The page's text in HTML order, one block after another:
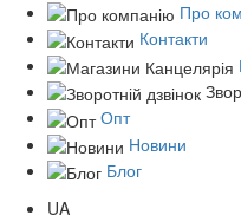
Про
Контакти
Опт
Новини
Блог
UA